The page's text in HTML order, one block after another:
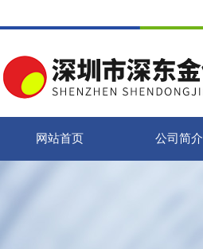
网站首页 公司简介